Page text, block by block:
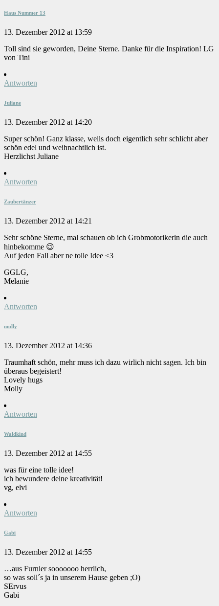
Haus Nummer 13
13. Dezember 2012 at 13:59
Toll sind sie geworden, Deine Sterne. Danke für die Inspiration! LG
von Tini
Antworten
Juliane
13. Dezember 2012 at 14:20
Super schön! Ganz klasse, weils doch eigentlich sehr schlicht aber
schön edel und weihnachtlich ist.
Herzlichst Juliane
Antworten
Zaubertänzer
13. Dezember 2012 at 14:21
Sehr schöne Sterne, mal schauen ob ich Grobmotorikerin die auch
hinbekomme 😉
Auf jeden Fall aber ne tolle Idee <3
GGLG,
Melanie
Antworten
molly
13. Dezember 2012 at 14:36
Traumhaft schön, mehr muss ich dazu wirlich nicht sagen. Ich bin
überaus begeistert!
Lovely hugs
Molly
Antworten
Waldkind
13. Dezember 2012 at 14:55
was für eine tolle idee!
ich bewundere deine kreativität!
vg, elvi
Antworten
Gabi
13. Dezember 2012 at 14:55
…aus Furnier sooooooo herrlich,
so was soll´s ja in unserem Hause geben ;O)
SErvus
Gabi